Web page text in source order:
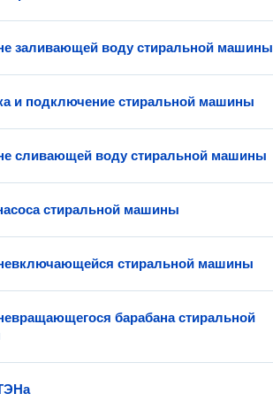
заливающей воду стиральной машины
и подключение стиральной машины
сливающей воду стиральной машины
стиральной машины
стиральной машины
барабана стиральной